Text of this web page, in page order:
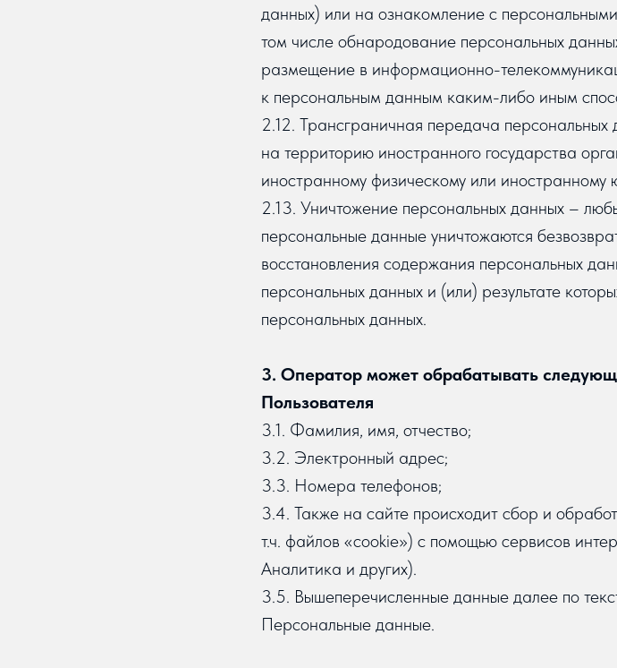
данных) или на ознакомление с
том числе обнародование персональных
размещение в информационно-
к персональным данным каким-либо иным
2.12. Трансграничная передача
на территорию иностранного государства
иностранному физическому или иностранному
2.13. Уничтожение персональных данных –
персональные данные уничтожаются
восстановления содержания персональных
персональных данных и (или) результате
персональных данных.
3. Оператор может обрабатывать
Пользователя
3.1. Фамилия, имя, отчество;
3.2. Электронный адрес;
3.3. Номера телефонов;
3.4. Также на сайте происходит сбор и
т.ч. файлов «cookie») с помощью сервисов
Аналитика и других).
3.5. Вышеперечисленные данные далее по
Персональные данные.